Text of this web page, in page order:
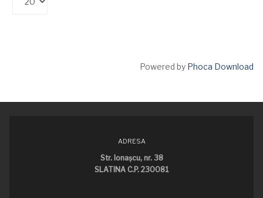
Powered by Phoca Download
ADRESA
Str. Ionaşcu, nr. 38
SLATINA C.P. 230081